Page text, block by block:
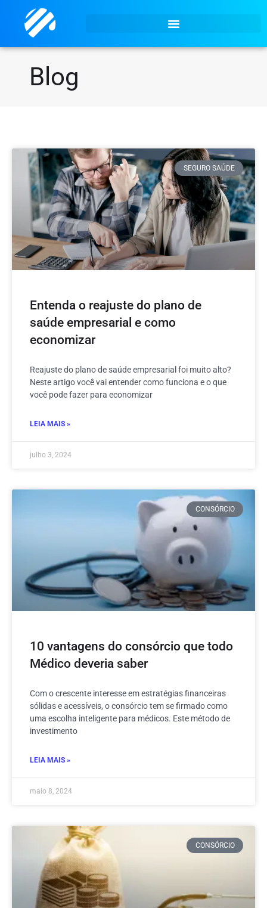
Blog
SEGURO SAÚDE
Entenda o reajuste do plano de
saúde empresarial e como
economizar
Reajuste do plano de saúde empresarial foi muito alto?
Neste artigo você vai entender como funciona e o que
você pode fazer para economizar
LEIA MAIS »
julho 3, 2024
CONSÓRCIO
10 vantagens do consórcio que todo
Médico deveria saber
Com o crescente interesse em estratégias financeiras
sólidas e acessíveis, o consórcio tem se firmado como
uma escolha inteligente para médicos. Este método de
investimento
LEIA MAIS »
maio 8, 2024
CONSÓRCIO